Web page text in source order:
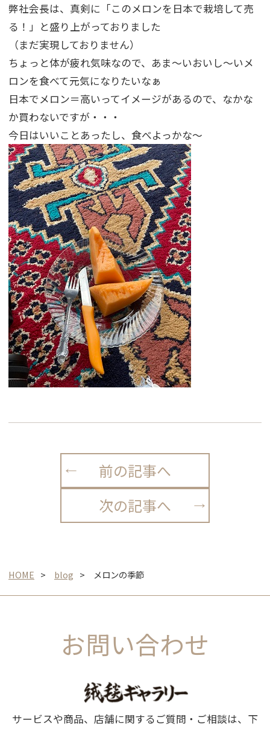
弊社会長は、真剣に「このメロンを日本で栽培して売
る！」と盛り上がっておりました
（まだ実現しておりません）
ちょっと体が疲れ気味なので、あま～いおいし～いメ
ロンを食べて元気になりたいなぁ
日本でメロン＝高いってイメージがあるので、なかな
か買わないですが・・・
今日はいいことあったし、食べよっかな～
前の記事へ
次の記事へ
HOME blog メロンの季節
お問い合わせ
サービスや商品、店舗に関するご質問・ご相談は、下